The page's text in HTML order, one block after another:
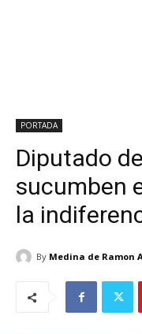
PORTADA
Diputado
sucumben
la
By Medina de Ramon